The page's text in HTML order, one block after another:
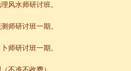
风水师研讨班。
师研讨班一期。
师研讨班一期。